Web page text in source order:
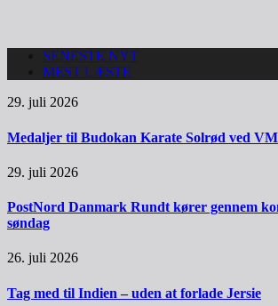
SENESTE NYT
MEST LÆSTE
29. juli 2026
Medaljer til Budokan Karate Solrød ved VM
29. juli 2026
PostNord Danmark Rundt kører gennem
søndag
26. juli 2026
Tag med til Indien – uden at forlade Jersie